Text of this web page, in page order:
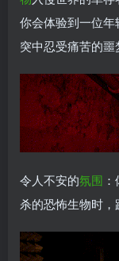
你会体验到一位
突中忍受痛苦的噩
令人不安的氛围
杀的恐怖生物时，